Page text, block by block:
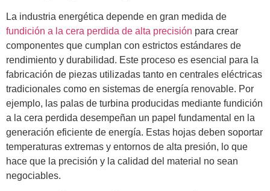
La industria energética depende en gran medida de
fundición a la cera perdida de alta precisión para crear
componentes que cumplan con estrictos estándares de
rendimiento y durabilidad. Este proceso es esencial para la
fabricación de piezas utilizadas tanto en centrales eléctricas
tradicionales como en sistemas de energía renovable. Por
ejemplo, las palas de turbina producidas mediante fundición
a la cera perdida desempeñan un papel fundamental en la
generación eficiente de energía. Estas hojas deben soportar
temperaturas extremas y entornos de alta presión, lo que
hace que la precisión y la calidad del material no sean
negociables.